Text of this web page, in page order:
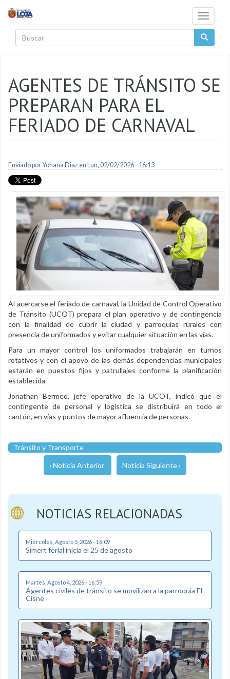
Toggle
AGENTES DE TRÁNSITO SE
PREPARAN PARA EL
FERIADO DE CARNAVAL
Enviado porYohana Diazen Lun, 02/02/2026 - 16:13
Al acercarse el feriado de carnaval, la Unidad de Control Operativo
de Tránsito (UCOT) prepara el plan operativo y de contingencia
con la finalidad de cubrir la ciudad y parroquias rurales con
presencia de uniformados y evitar cualquier situación en las vías.
Para un mayor control los uniformados trabajarán en turnos
rotativos y con el apoyo de las demás dependencias municipales
estarán en puestos fijos y patrullajes conforme la planificación
establecida.
Jonathan Bermeo, jefe operativo de la UCOT, indicó que el
contingente de personal y logística se distribuirá en todo el
cantón, en vías y puntos de mayor afluencia de personas.
Tránsito y Transporte
‹ Noticia Anterior Noticia Siguiente ›
NOTICIAS RELACIONADAS
Miércoles, Agosto 5, 2026 - 16:09
Simert ferial inicia el 25 de agosto
Martes, Agosto 4, 2026 - 16:59
Agentes civiles de tránsito se movilizan a la parroquia El
Cisne